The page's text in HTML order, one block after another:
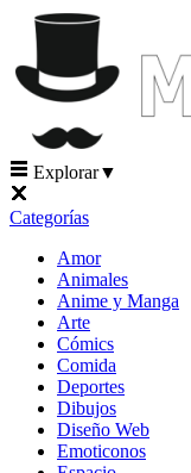
Explorar▼
Categorías
Amor
Animales
Anime y Manga
Arte
Cómics
Comida
Deportes
Dibujos
Diseño Web
Emoticonos